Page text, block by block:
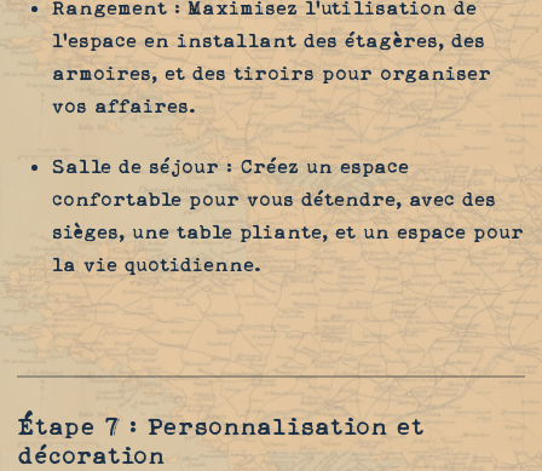
Rangement : Maximisez l'utilisation de
l'espace en installant des étagères, des
armoires, et des tiroirs pour organiser
vos affaires.
Salle de séjour : Créez un espace
confortable pour vous détendre, avec des
sièges, une table pliante, et un espace pour
la vie quotidienne.
Étape 7 : Personnalisation et
décoration